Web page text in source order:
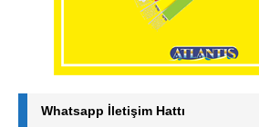
Whatsapp İletişim Hattı